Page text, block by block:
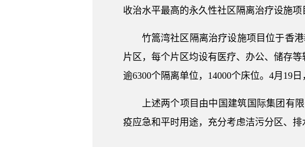
收治水平最高的永久性社区隔离治疗设施项
竹篙湾社区隔离治疗设施项目位于香
片区，每个片区均设有医疗、办公、储存
逾6300个隔离单位，14000个床位。4月19
上述两个项目由中国建筑国际集团有
疫应急和平时用途，充分考虑洁污分区、